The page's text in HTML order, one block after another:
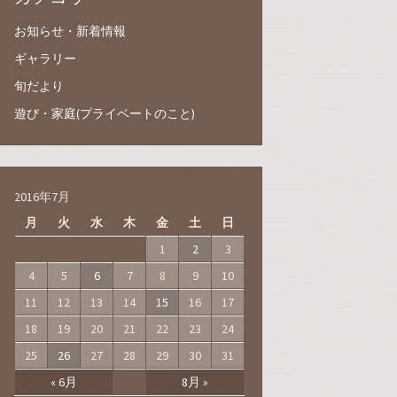
お知らせ・新着情報
ギャラリー
旬だより
遊び・家庭(プライベートのこと)
2016年7月
月
火 水 木 金 土 日
« 6月 8月 »
1 2
3
4
5 6 7 8 9
10
11
12 13 14 15 16
17
18
19 20 21 22 23
24
25
26 27 28 29 30 31